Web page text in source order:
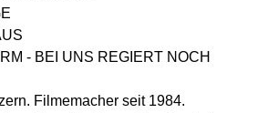
- BEI UNS REGIERT NOCH
Filmemacher seit 1984.